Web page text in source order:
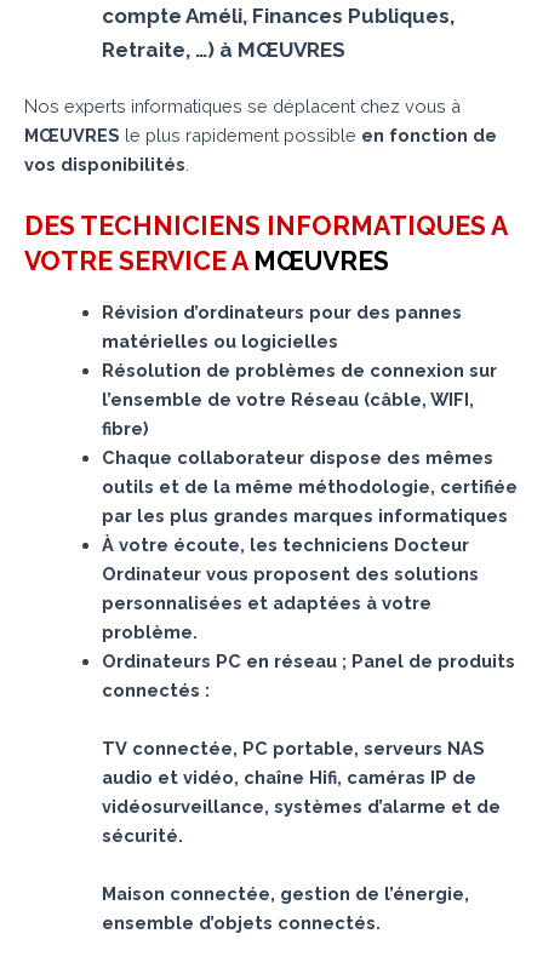
compte Améli, Finances Publiques,
Retraite, …) à MŒUVRES
Nos experts informatiques se déplacent chez vous à
MŒUVRES le plus rapidement possible en fonction de
vos disponibilités.
DES TECHNICIENS INFORMATIQUES A
VOTRE SERVICE A MŒUVRES
Révision d’ordinateurs pour des pannes
matérielles ou logicielles
Résolution de problèmes de connexion sur
l’ensemble de votre Réseau (câble, WIFI,
fibre)
Chaque collaborateur dispose des mêmes
outils et de la même méthodologie, certifiée
par les plus grandes marques informatiques
À votre écoute, les techniciens Docteur
Ordinateur vous proposent des solutions
personnalisées et adaptées à votre
problème.
Ordinateurs PC en réseau ; Panel de produits
connectés :
TV connectée, PC portable, serveurs NAS
audio et vidéo, chaîne Hifi, caméras IP de
vidéosurveillance, systèmes d’alarme et de
sécurité.
Maison connectée, gestion de l’énergie,
ensemble d’objets connectés.